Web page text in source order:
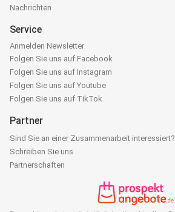
Nachrichten
Service
Anmelden Newsletter
Folgen Sie uns auf Facebook
Folgen Sie uns auf Instagram
Folgen Sie uns auf Youtube
Folgen Sie uns auf TikTok
Partner
Sind Sie an einer Zusammenarbeit interessiert?
Schreiben Sie uns
Partnerschaften